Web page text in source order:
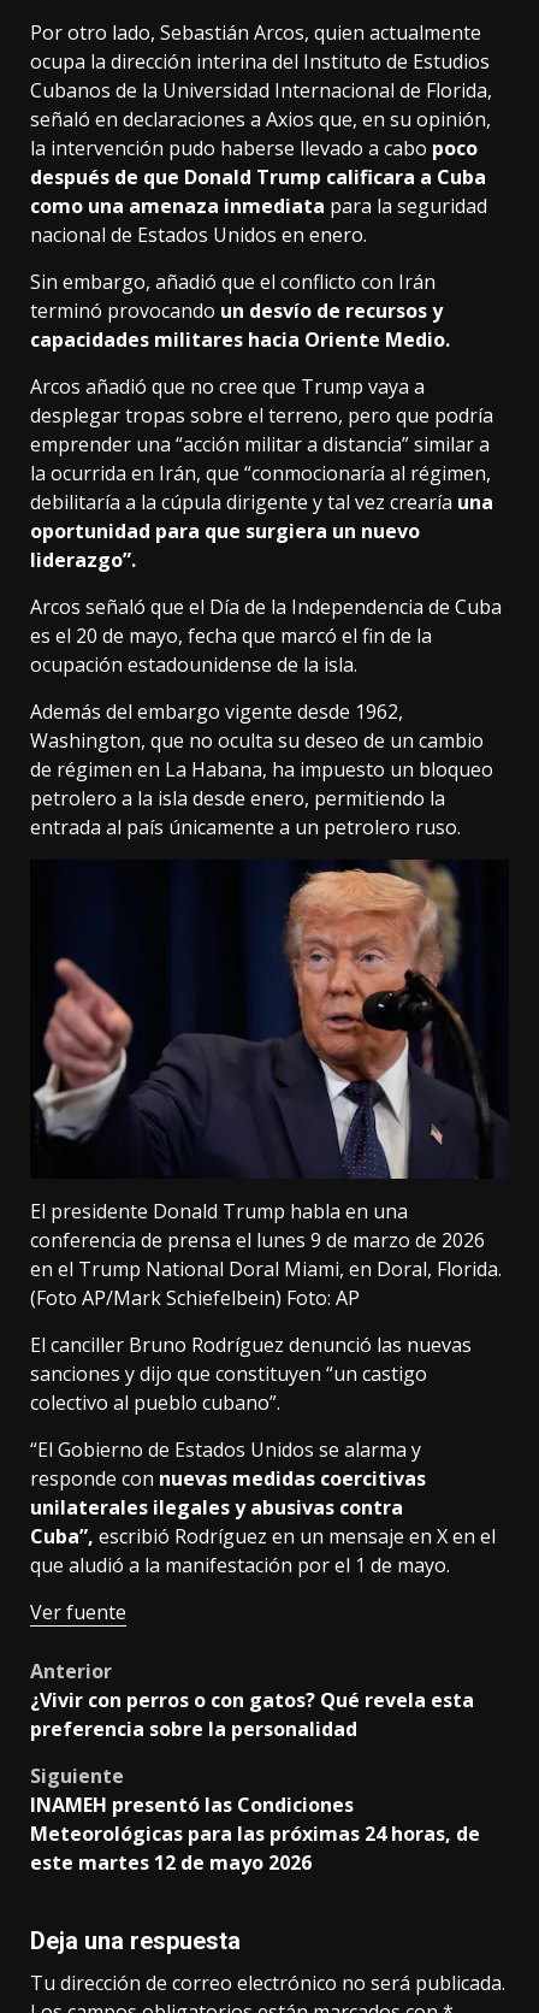
Por otro lado, Sebastián Arcos, quien actualmente
ocupa la dirección interina del Instituto de Estudios
Cubanos de la Universidad Internacional de Florida,
señaló en declaraciones a Axios que, en su opinión,
la intervención pudo haberse llevado a cabo poco
después de que Donald Trump calificara a Cuba
como una amenaza inmediata para la seguridad
nacional de Estados Unidos en enero.
Sin embargo, añadió que el conflicto con Irán
terminó provocando un desvío de recursos y
capacidades militares hacia Oriente Medio.
Arcos añadió que no cree que Trump vaya a
desplegar tropas sobre el terreno, pero que podría
emprender una “acción militar a distancia” similar a
la ocurrida en Irán, que “conmocionaría al régimen,
debilitaría a la cúpula dirigente y tal vez crearía una
oportunidad para que surgiera un nuevo
liderazgo”.
Arcos señaló que el Día de la Independencia de Cuba
es el 20 de mayo, fecha que marcó el fin de la
ocupación estadounidense de la isla.
Además del embargo vigente desde 1962,
Washington, que no oculta su deseo de un cambio
de régimen en La Habana, ha impuesto un bloqueo
petrolero a la isla desde enero, permitiendo la
entrada al país únicamente a un petrolero ruso.
El presidente Donald Trump habla en una
conferencia de prensa el lunes 9 de marzo de 2026
en el Trump National Doral Miami, en Doral, Florida.
(Foto AP/Mark Schiefelbein) Foto: AP
El canciller Bruno Rodríguez denunció las nuevas
sanciones y dijo que constituyen “un castigo
colectivo al pueblo cubano”.
“El Gobierno de Estados Unidos se alarma y
responde con nuevas medidas coercitivas
unilaterales ilegales y abusivas contra
Cuba”, escribió Rodríguez en un mensaje en X en el
que aludió a la manifestación por el 1 de mayo.
Ver fuente
Post
navigation
Anterior
¿Vivir con perros o con gatos? Qué revela esta
preferencia sobre la personalidad
Siguiente
INAMEH presentó las Condiciones
Meteorológicas para las próximas 24 horas, de
este martes 12 de mayo 2026
Deja una respuesta
Tu dirección de correo electrónico no será publicada.